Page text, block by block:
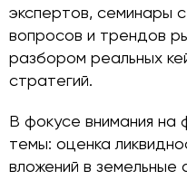
экспертов, семинары
вопросов и трендов
разбором реальных
стратегий.
В фокусе внимания
темы: оценка
вложений в земельные